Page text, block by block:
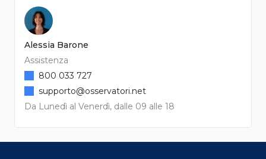
Alessia Barone
Assistenza
Da Lunedì al Venerdì, dalle 09 alle 18
800 033 727
supporto@osservatori.net